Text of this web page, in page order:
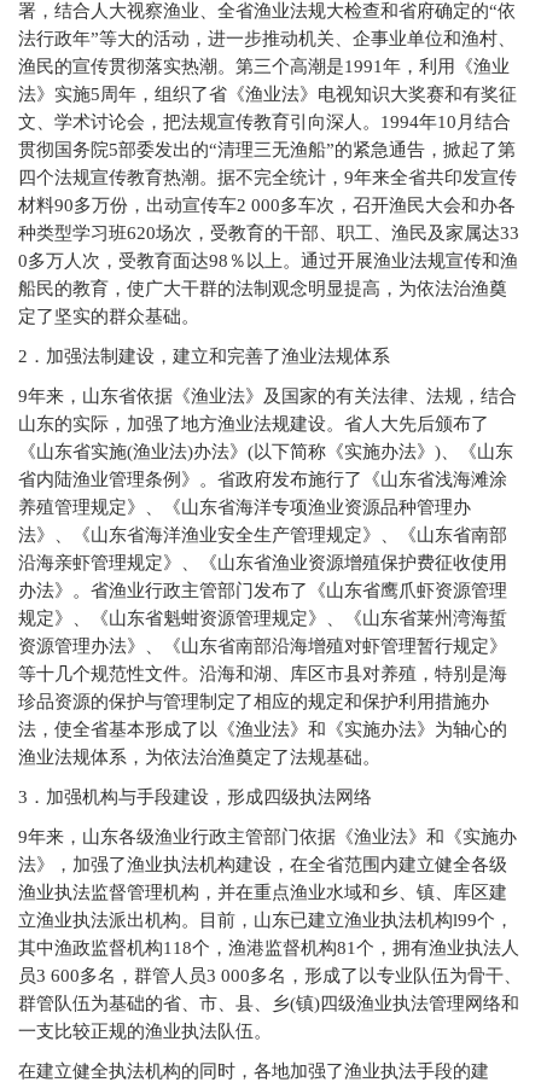
署，结合人大视察渔业、全省渔业法规大检查和省府确定的“依
法行政年”等大的活动，进一步推动机关、企事业单位和渔村、
渔民的宣传贯彻落实热潮。第三个高潮是1991年，利用《渔业
法》实施5周年，组织了省《渔业法》电视知识大奖赛和有奖征
文、学术讨论会，把法规宣传教育引向深人。1994年10月结合
贯彻国务院5部委发出的“清理三无渔船”的紧急通告，掀起了第
四个法规宣传教育热潮。据不完全统计，9年来全省共印发宣传
材料90多万份，出动宣传车2 000多车次，召开渔民大会和办各
种类型学习班620场次，受教育的干部、职工、渔民及家属达33
0多万人次，受教育面达98％以上。通过开展渔业法规宣传和渔
船民的教育，使广大干群的法制观念明显提高，为依法治渔奠
定了坚实的群众基础。
2 ．加强法制建设，建立和完善了渔业法规体系
9年来，山东省依据《渔业法》及国家的有关法律、法规，结合
山东的实际，加强了地方渔业法规建设。省人大先后颁布了
《山东省实施(渔业法)办法》(以下简称《实施办法》)、《山东
省内陆渔业管理条例》。省政府发布施行了《山东省浅海滩涂
养殖管理规定》、《山东省海洋专项渔业资源品种管理办
法》、《山东省海洋渔业安全生产管理规定》、《山东省南部
沿海亲虾管理规定》、《山东省渔业资源增殖保护费征收使用
办法》。省渔业行政主管部门发布了《山东省鹰爪虾资源管理
规定》、《山东省魁蚶资源管理规定》、《山东省莱州湾海蜇
资源管理办法》、《山东省南部沿海增殖对虾管理暂行规定》
等十几个规范性文件。沿海和湖、库区市县对养殖，特别是海
珍品资源的保护与管理制定了相应的规定和保护利用措施办
法，使全省基本形成了以《渔业法》和《实施办法》为轴心的
渔业法规体系，为依法治渔奠定了法规基础。
3 ．加强机构与手段建设，形成四级执法网络
9年来，山东各级渔业行政主管部门依据《渔业法》和《实施办
法》，加强了渔业执法机构建设，在全省范围内建立健全各级
渔业执法监督管理机构，并在重点渔业水域和乡、镇、库区建
立渔业执法派出机构。目前，山东已建立渔业执法机构l99个，
其中渔政监督机构118个，渔港监督机构81个，拥有渔业执法人
员3 600多名，群管人员3 000多名，形成了以专业队伍为骨干、
群管队伍为基础的省、市、县、乡(镇)四级渔业执法管理网络和
一支比较正规的渔业执法队伍。
在建立健全执法机构的同时，各地加强了渔业执法手段的建